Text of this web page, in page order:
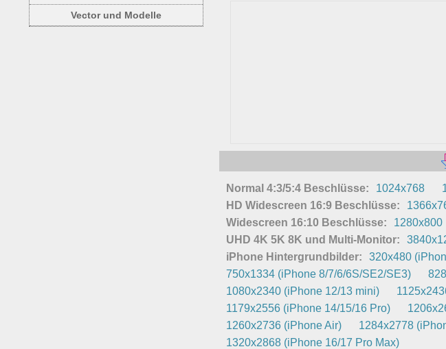
Vector und Modelle
Normal 4:3/5:4 Beschlüsse: 1024x768
HD Widescreen 16:9 Beschlüsse:
Widescreen 16:10 Beschlüsse:
1280x800
UHD 4K 5K 8K und Multi-Monitor:
iPhone Hintergrundbilder:
320x480
750x1334 (iPhone 8/7/6/6S/SE2/SE3)
1080x2340 (iPhone 12/13 mini)
1179x2556 (iPhone 14/15/16 Pro)
1260x2736 (iPhone Air)
1284x2778
1320x2868 (iPhone 16/17 Pro Max)